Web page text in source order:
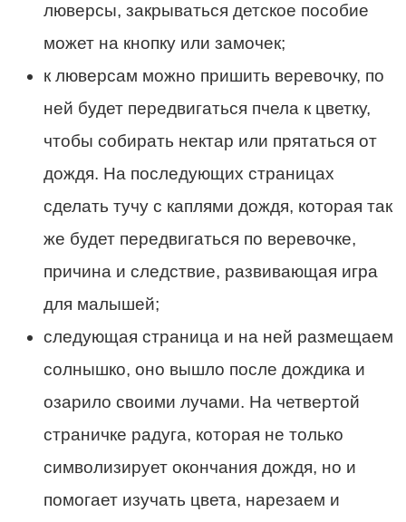
люверсы, закрываться детское пособие
может на кнопку или замочек;
к люверсам можно пришить веревочку, по
ней будет передвигаться пчела к цветку,
чтобы собирать нектар или прятаться от
дождя. На последующих страницах
сделать тучу с каплями дождя, которая так
же будет передвигаться по веревочке,
причина и следствие, развивающая игра
для малышей;
следующая страница и на ней размещаем
солнышко, оно вышло после дождика и
озарило своими лучами. На четвертой
страничке радуга, которая не только
символизирует окончания дождя, но и
помогает изучать цвета, нарезаем и